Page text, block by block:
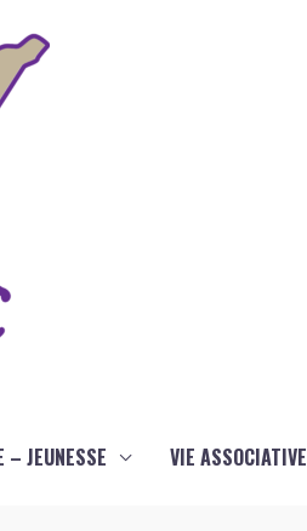
– JEUNESSE VIE ASSOCIATIVE